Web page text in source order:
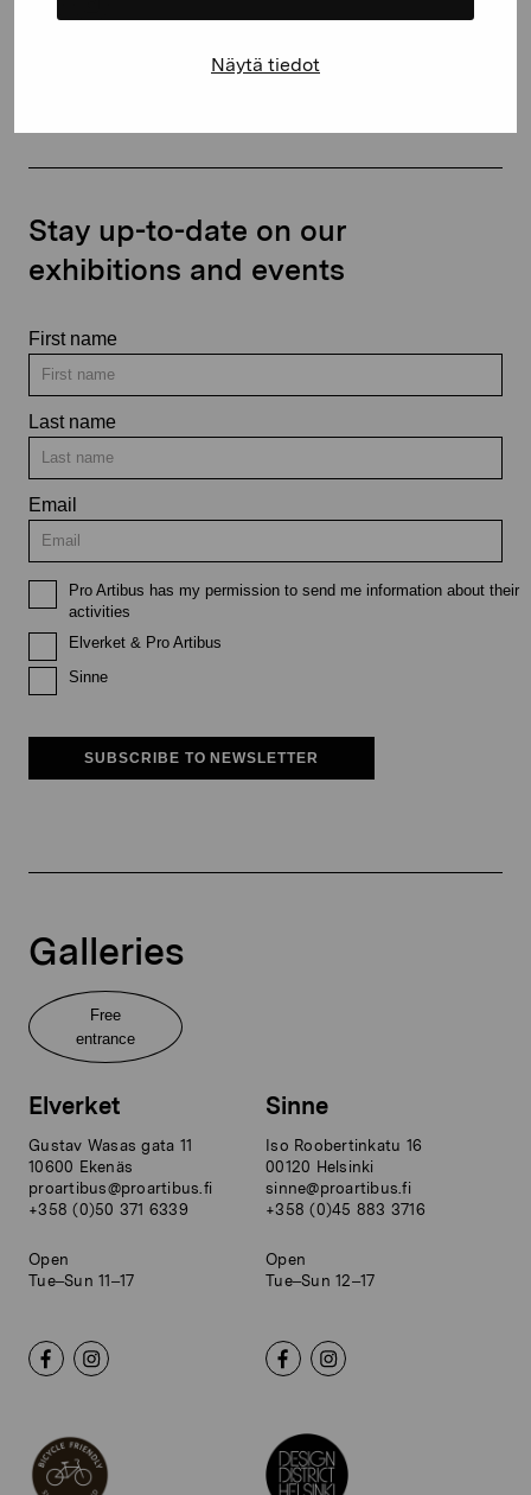
Näytä tiedot
Stay up-to-date on our
exhibitions and events
First name
Last name
Email
Pro Artibus has my permission to send me information about their
activities
Elverket & Pro Artibus
Sinne
SUBSCRIBE TO NEWSLETTER
Galleries
Free
entrance
Elverket
Gustav Wasas gata 11
10600 Ekenäs
proartibus@proartibus.fi
+358 (0)50 371 6339
Open
Tue–Sun 11–17
Sinne
Iso Roobertinkatu 16
00120 Helsinki
sinne@proartibus.fi
+358 (0)45 883 3716
Open
Tue–Sun 12–17